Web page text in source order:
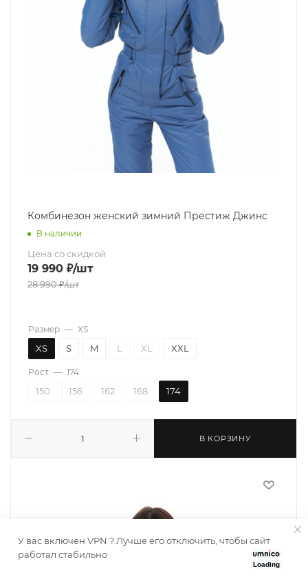
Комбинезон женский зимний Престиж Джинс
В наличии
Цена со скидкой
19 990 ₽/шт
28 990₽/шт
В КОРЗИНУ
Размер — XS
XS S M L XL XXL
Рост — 174
150 156 162 168 174
Loading
У вас включен VPN ? Лучше его отключить, чтобы сайт
работал стабильно